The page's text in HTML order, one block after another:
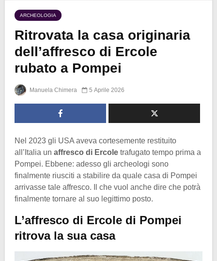
ARCHEOLOGIA
Ritrovata la casa originaria
dell’affresco di Ercole
rubato a Pompei
Manuela Chimera 5 Aprile 2026
Nel 2023 gli USA aveva cortesemente restituito
all’Italia un affresco di Ercole trafugato tempo prima a
Pompei. Ebbene: adesso gli archeologi sono
finalmente riusciti a stabilire da quale casa di Pompei
arrivasse tale affresco. Il che vuol anche dire che potrà
finalmente tornare al suo legittimo posto.
L’affresco di Ercole di Pompei
ritrova la sua casa